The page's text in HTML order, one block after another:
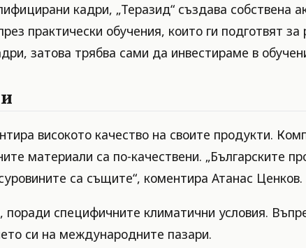
кадри, „Теразид“ създава собствена
практически обучения, които ги подготвят
затова трябва сами да инвестираме в
високото качество на своите продукти.
материали са по-качествени. „Българските
са същите“, коментира Атанас Ценков.
поради специфичните климатични условия.
си на международните пазари.